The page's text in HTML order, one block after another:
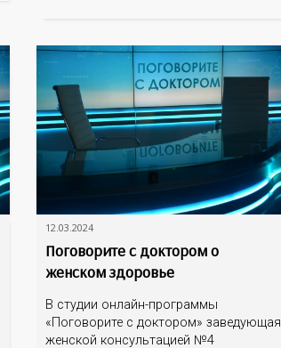
сигарет? Куда могут обратиться
12.03.2024
Поговорите с доктором о
женском здоровье
В студии онлайн-программы
«Поговорите с доктором» заведующая
женской консультацией №4